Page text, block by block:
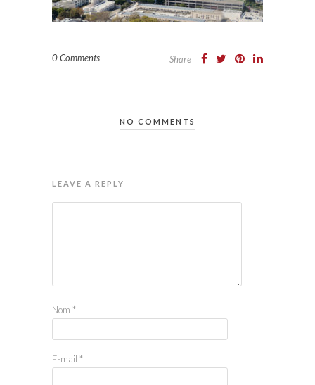
0 Comments Share
NO COMMENTS
LEAVE A REPLY
Nom *
E-mail *